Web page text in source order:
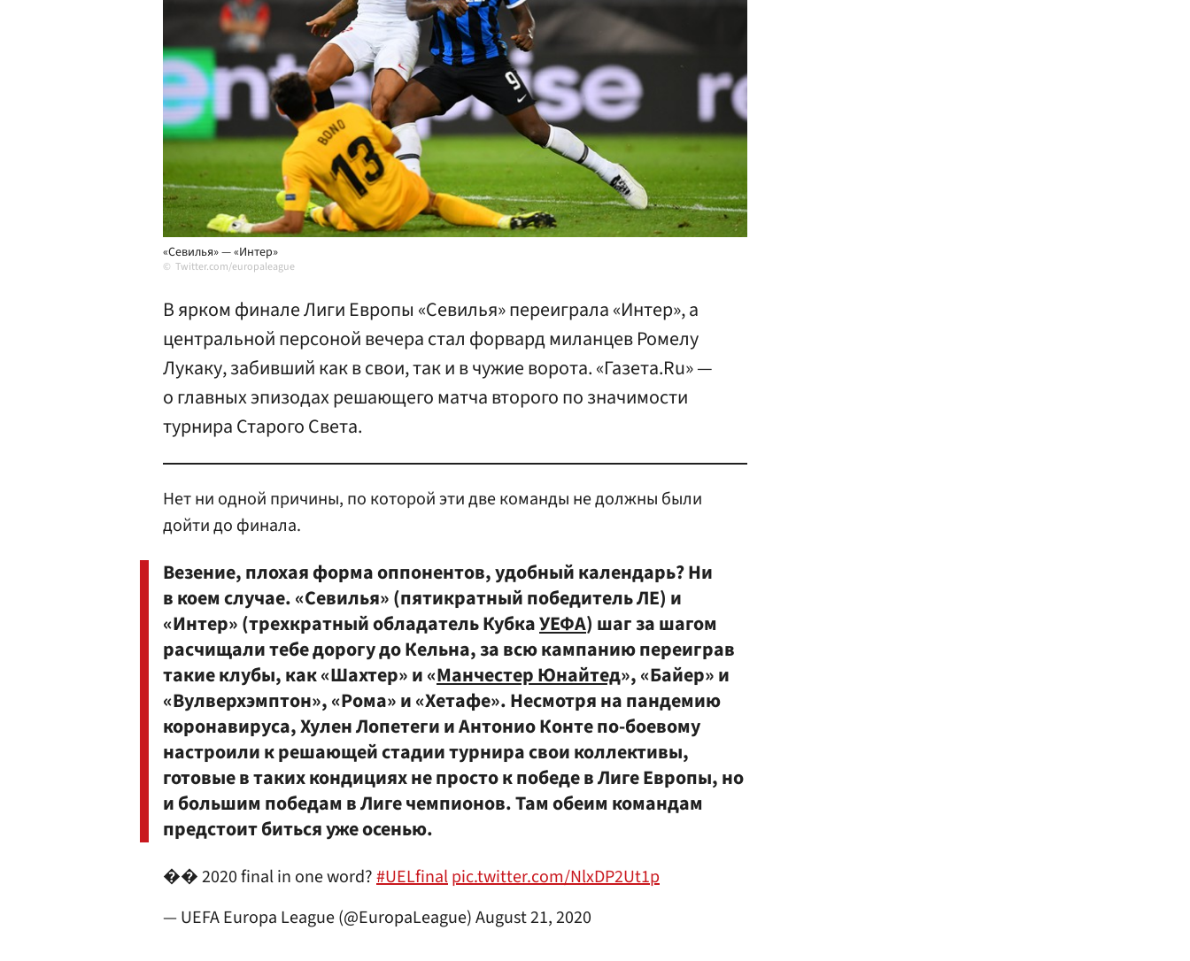
«Севилья» — «Интер»
Twitter.com/europaleague
В ярком финале Лиги Европы «Севилья» переиграла «Интер», а
центральной персоной вечера стал форвард миланцев Ромелу
Лукаку, забивший как в свои, так и в чужие ворота. «Газета.Ru» —
о главных эпизодах решающего матча второго по значимости
турнира Старого Света.
Нет ни одной причины, по которой эти две команды не должны были
дойти до финала.
Везение, плохая форма оппонентов, удобный календарь? Ни
в коем случае. «Севилья» (пятикратный победитель ЛЕ) и
«Интер» (трехкратный обладатель КубкаУЕФА) шаг за шагом
расчищали тебе дорогу до Кельна, за всю кампанию переиграв
такие клубы, как «Шахтер» и «Манчестер Юнайтед», «Байер» и
«Вулверхэмптон», «Рома» и «Хетафе». Несмотря на пандемию
коронавируса, Хулен Лопетеги и Антонио Конте по-боевому
настроили к решающей стадии турнира свои коллективы,
готовые в таких кондициях не просто к победе в Лиге Европы, но
и большим победам в Лиге чемпионов. Там обеим командам
предстоит биться уже осенью.
�� 2020 final in one word?#UELfinalpic.twitter.com/NlxDP2Ut1p
— UEFA Europa League (@EuropaLeague)August 21, 2020